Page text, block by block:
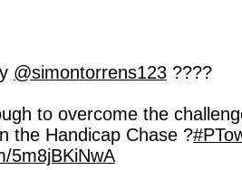
@simontorrens123 ????
to overcome the
the Handicap Chase ?
5m8jBKiNwA